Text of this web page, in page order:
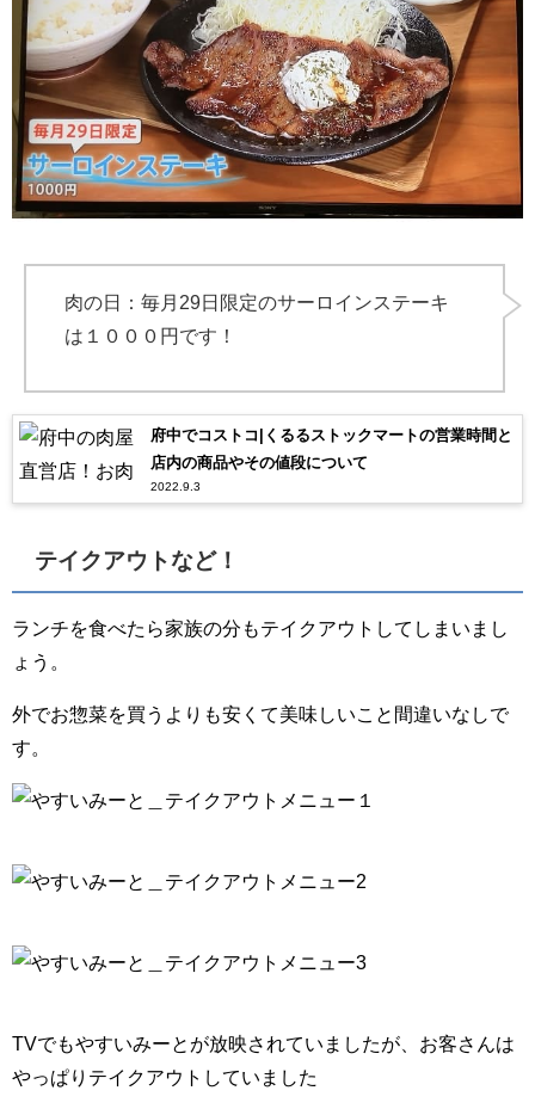
肉の日：毎月29日限定のサーロインステーキ
は１０００円です！
府中でコストコ|くるるストックマートの営業時間と
店内の商品やその値段について
2022.9.3
テイクアウトなど！
ランチを食べたら家族の分もテイクアウトしてしまいまし
ょう。
外でお惣菜を買うよりも安くて美味しいこと間違いなしで
す。
TVでもやすいみーとが放映されていましたが、お客さんは
やっぱりテイクアウトしていました